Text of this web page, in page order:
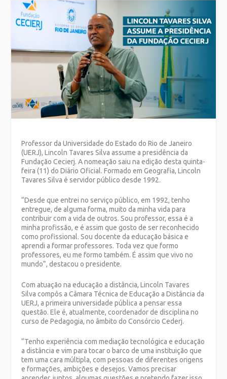
Professor da Universidade do Estado do Rio de Janeiro
(UERJ), Lincoln Tavares Silva assume a presidência da
Fundação Cecierj. A nomeação saiu na edição desta quinta-
feira (11) do Diário Oficial. Formado em Geografia, Lincoln
Tavares Silva é servidor público desde 1992.
“Desde que entrei no serviço público, em 1992, tenho
entregue, de alguma forma, muito da minha vida para
contribuir com a vida de outros. Sou professor, essa é a
minha profissão, e é assim que gosto de ser reconhecido
como profissional. Sou docente da educação básica e
aprendi a formar professores. Toda vez que formo
professores, eu me formo também. É assim que vivo no
mundo”, destacou o presidente.
Com atuação na educação a distância, Lincoln Tavares
Silva compôs a Câmara Técnica de Educação a Distância da
UERJ, a primeira universidade pública a pensar essa
questão. Ele é, atualmente, coordenador de disciplina no
curso de Pedagogia, no âmbito do Consórcio Cederj.
“Tenho experiência com mediação tecnológica e educação
a distância e vim para tocar o barco de uma instituição que
tem uma cara múltipla, com pessoas de diferentes origens
e formações, ambições e desejos. Vamos precisar